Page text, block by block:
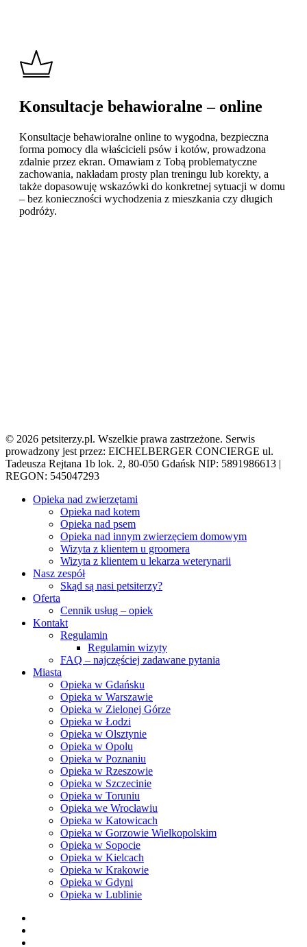
Konsultacje behawioralne – online
Konsultacje behawioralne online to wygodna, bezpieczna
forma pomocy dla właścicieli psów i kotów, prowadzona
zdalnie przez ekran. Omawiam z Tobą problematyczne
zachowania, nakładam prosty plan treningu lub korekty, a
także dopasowuję wskazówki do konkretnej sytuacji w domu
– bez konieczności wychodzenia z mieszkania czy długich
podróży.
© 2026 petsiterzy.pl. Wszelkie prawa zastrzeżone. Serwis
prowadzony jest przez: EICHELBERGER CONCIERGE ul.
Tadeusza Rejtana 1b lok. 2, 80-050 Gdańsk NIP: 5891986613 |
REGON: 545047293
Close
Opieka nad zwierzętami
Opieka nad kotem
Opieka nad psem
Opieka nad innym zwierzęciem domowym
Wizyta z klientem u groomera
Wizyta z klientem u lekarza weterynarii
Nasz zespół
Skąd są nasi petsiterzy?
Oferta
Cennik usług – opiek
Kontakt
Regulamin
Regulamin wizyty
FAQ – najczęściej zadawane pytania
Miasta
Opieka w Gdańsku
Opieka w Warszawie
Opieka w Zielonej Górze
Opieka w Łodzi
Opieka w Olsztynie
Opieka w Opolu
Opieka w Poznaniu
Opieka w Rzeszowie
Opieka w Szczecinie
Opieka w Toruniu
Opieka we Wrocławiu
Opieka w Katowicach
Opieka w Gorzowie Wielkopolskim
Opieka w Sopocie
Opieka w Kielcach
Opieka w Krakowie
Opieka w Gdyni
Opieka w Lublinie